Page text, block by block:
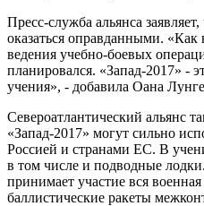
Пресс-служба альянса
оказаться оправданными. «Как
ведения учебно-боевых
планировался. «Запад-2017» -
учения», - добавила Оана
Североатлантический альянс
«Запад-2017» могут сильно
Россией и странами ЕС. В
в том числе и подводные
принимает участие вся
баллистические ракеты